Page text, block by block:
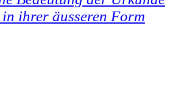
ihrer äusseren Form